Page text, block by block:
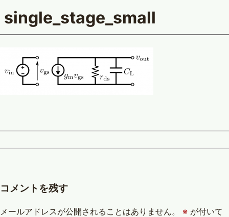
single_stage_small
コメントを残す
メールアドレスが公開されることはありません。 ※ が付いて